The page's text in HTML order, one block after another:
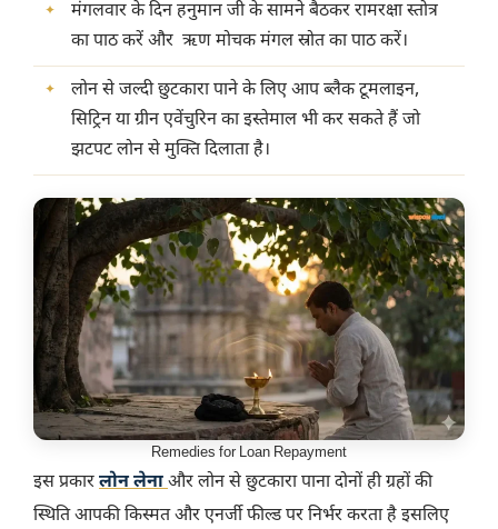
मंगलवार के दिन हनुमान जी के सामने बैठकर रामरक्षा स्तोत्र
का पाठ करें और ऋण मोचक मंगल स्रोत का पाठ करें।
लोन से जल्दी छुटकारा पाने के लिए आप ब्लैक टूमलाइन,
सिट्रिन या ग्रीन एवेंचुरिन का इस्तेमाल भी कर सकते हैं जो
झटपट लोन से मुक्ति दिलाता है।
Remedies for Loan Repayment
इस प्रकारलोन लेनाऔर लोन से छुटकारा पाना दोनों ही ग्रहों की
स्थिति आपकी किस्मत और एनर्जी फील्ड पर निर्भर करता है इसलिए